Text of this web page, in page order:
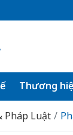
Thương
Pháp Luật